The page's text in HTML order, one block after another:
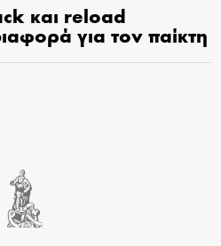
και reload
για τον παίκτη